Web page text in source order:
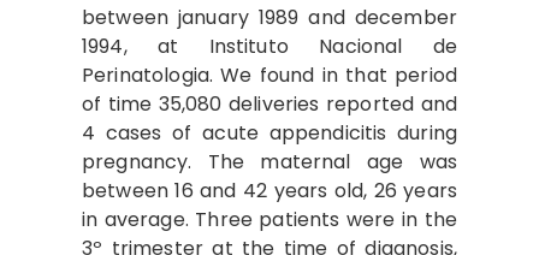
between january 1989 and december
1994, at Instituto Nacional de
Perinatologia. We found in that period
of time 35,080 deliveries reported and
4 cases of acute appendicitis during
pregnancy. The maternal age was
between 16 and 42 years old, 26 years
in average. Three patients were in the
3º trimester at the time of diagnosis,